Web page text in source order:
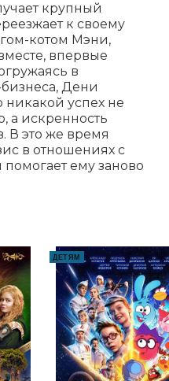
крупный
к своему
котом Мэни,
впервые
в
Дени
никакой успех не
а искренность
В это же время
в отношениях с
ему заново
ДЕТЯМ